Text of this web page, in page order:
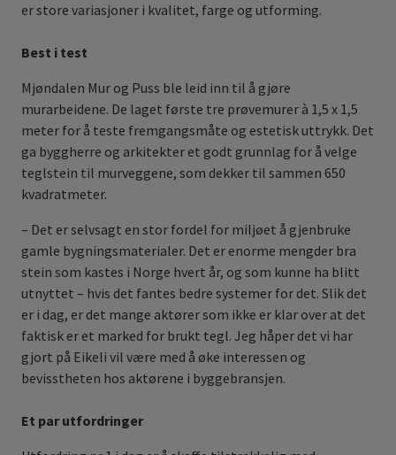
er store variasjoner i kvalitet, farge og utforming.
Best i test
Mjøndalen Mur og Puss ble leid inn til å gjøre
murarbeidene. De laget første tre prøvemurer à 1,5 x 1,5
meter for å teste fremgangsmåte og estetisk uttrykk. Det
ga byggherre og arkitekter et godt grunnlag for å velge
teglstein til murveggene, som dekker til sammen 650
kvadratmeter.
– Det er selvsagt en stor fordel for miljøet å gjenbruke
gamle bygningsmaterialer. Det er enorme mengder bra
stein som kastes i Norge hvert år, og som kunne ha blitt
utnyttet – hvis det fantes bedre systemer for det. Slik det
er i dag, er det mange aktører som ikke er klar over at det
faktisk er et marked for brukt tegl. Jeg håper det vi har
gjort på Eikeli vil være med å øke interessen og
bevisstheten hos aktørene i byggebransjen.
Et par utfordringer